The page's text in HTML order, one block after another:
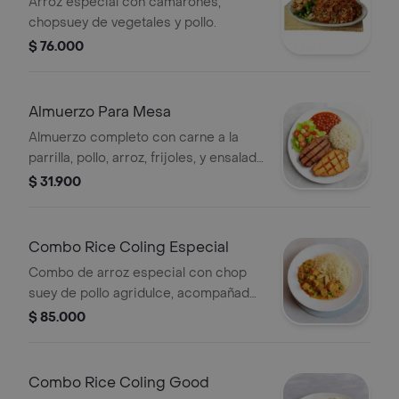
chopsuey de vegetales y pollo.
$ 76.000
Almuerzo Para Mesa
Almuerzo completo con carne a la
parrilla, pollo, arroz, frijoles, y ensalada
de lechuga y tomate. Disponible de
$ 31.900
Combo Rice Coling Especial
Combo de arroz especial con chop
suey de pollo agridulce, acompañado
de vegetales mixtos.
$ 85.000
Combo Rice Coling Good